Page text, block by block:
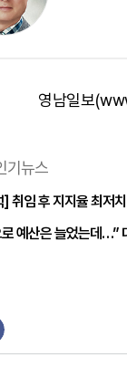
영남일보
기뉴스
] 취임 후 지지율 최저
예산은 늘었는데…”